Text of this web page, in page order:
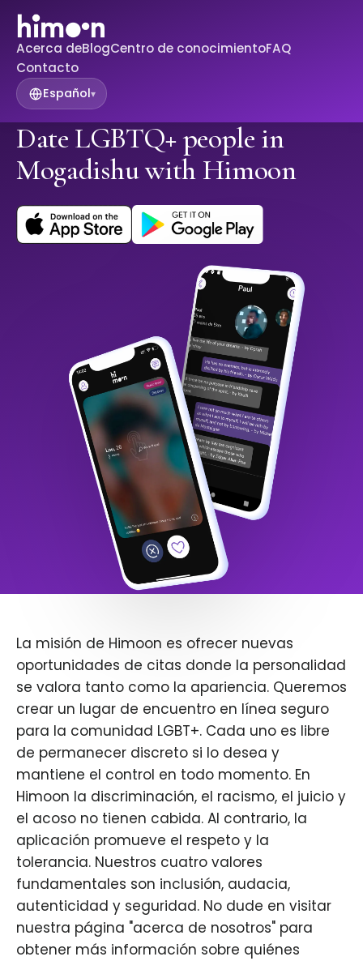
Acerca deBlogCentro de conocimientoFAQ
Contacto
Español▾
Date LGBTQ+ people in
Mogadishu with Himoon
La misión de Himoon es ofrecer nuevas
oportunidades de citas donde la personalidad
se valora tanto como la apariencia. Queremos
crear un lugar de encuentro en línea seguro
para la comunidad LGBT+. Cada uno es libre
de permanecer discreto si lo desea y
mantiene el control en todo momento. En
Himoon la discriminación, el racismo, el juicio y
el acoso no tienen cabida. Al contrario, la
aplicación promueve el respeto y la
tolerancia. Nuestros cuatro valores
fundamentales son inclusión, audacia,
autenticidad y seguridad. No dude en visitar
nuestra página "acerca de nosotros" para
obtener más información sobre quiénes